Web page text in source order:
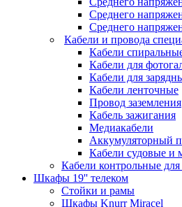
Среднего
Среднего
Кабели и провода
Кабели
Кабели для
Кабели для
Кабели ленточные
Провод заземления
Кабель зажигания
Медиакабели
Аккумуляторный
Кабели судовые и
Кабели контрольные
Шкафы 19'' телеком
Стойки и рамы
Шкафы Knurr Miracel